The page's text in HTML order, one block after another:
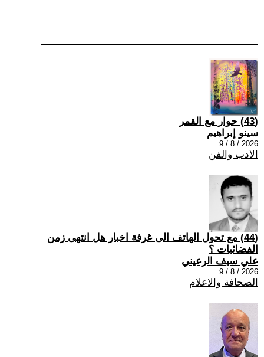
(43) حوار مع القمر
سينو إبراهيم
2026 / 8 / 9
الادب والفن
(44) مع تحول الهاتف الى غرفة اخبار هل انتهى زمن
الفضائيات ؟
علي سيف الرعيني
2026 / 8 / 9
الصحافة والاعلام